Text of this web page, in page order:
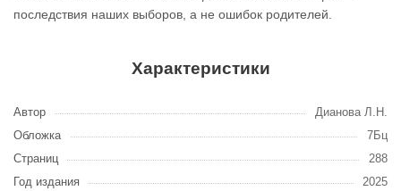
последствия наших выборов, а не ошибок родителей.
Характеристики
Автор
Дианова Л.Н.
Обложка
7Бц
Страниц
288
Год издания
2025